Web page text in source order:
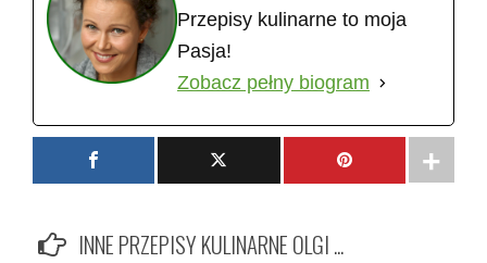
Przepisy kulinarne to moja
Pasja!
Zobacz pełny biogram
INNE PRZEPISY KULINARNE OLGI ...